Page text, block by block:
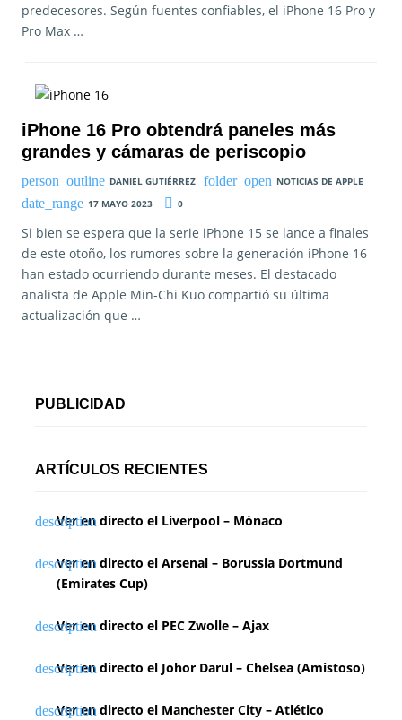
predecesores. Según fuentes confiables, el iPhone 16 Pro y
Pro Max …
iPhone 16 Pro obtendrá paneles más
grandes y cámaras de periscopio
DANIEL GUTIÉRREZ
NOTICIAS DE APPLE
17 MAYO 2023
0
Si bien se espera que la serie iPhone 15 se lance a finales
de este otoño, los rumores sobre la generación iPhone 16
han estado ocurriendo durante meses. El destacado
analista de Apple Min-Chi Kuo compartió su última
actualización que …
PUBLICIDAD
ARTÍCULOS RECIENTES
Ver en directo el Liverpool – Mónaco
Ver en directo el Arsenal – Borussia Dortmund
(Emirates Cup)
Ver en directo el PEC Zwolle – Ajax
Ver en directo el Johor Darul – Chelsea (Amistoso)
Ver en directo el Manchester City – Atlético